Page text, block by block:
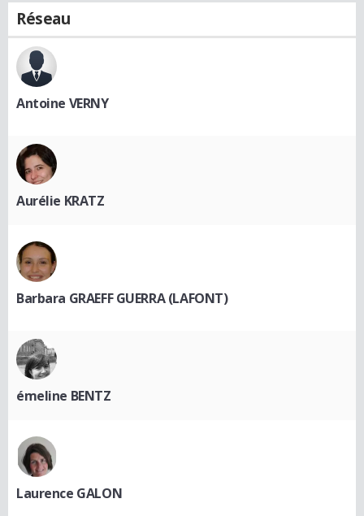
Réseau
Antoine VERNY
Aurélie KRATZ
Barbara GRAEFF GUERRA (LAFONT)
émeline BENTZ
Laurence GALON